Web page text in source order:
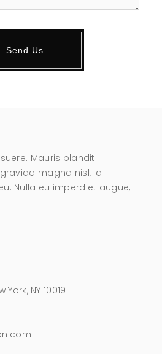
Mauris blandit
magna nisl, id
Nulla eu imperdiet augue,
NY 10019